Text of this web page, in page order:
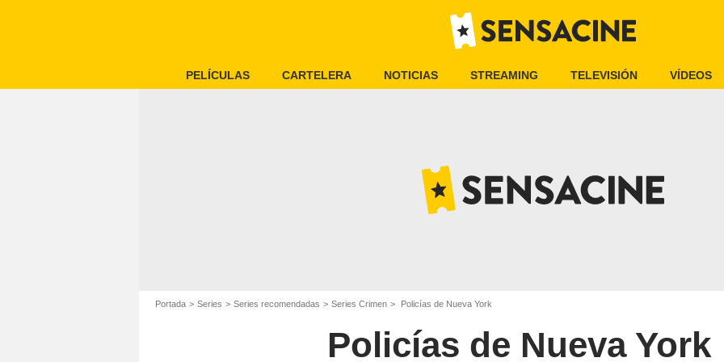
PELÍCULAS CARTELERA NOTICIAS STREAMING TELEVISIÓN VÍDEOS
Portada Series Series recomendadas Series Crimen Policías de Nueva York
Policías de Nueva York